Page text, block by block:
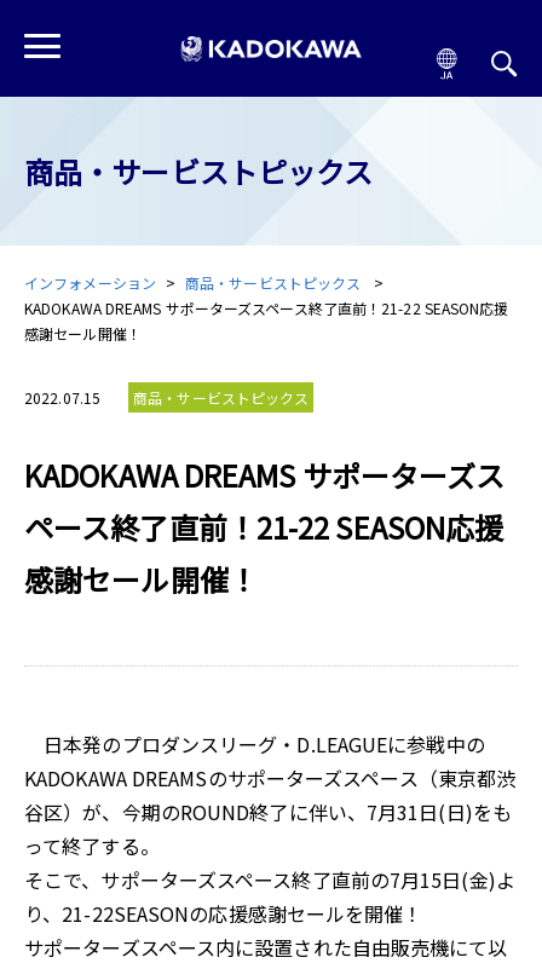
商品・サービストピックス
インフォメーション
商品・サービストピックス
KADOKAWA DREAMS サポーターズスペース終了直前！21-22 SEASON応援
感謝セール開催！
2022.07.15 商品・サービストピックス
KADOKAWA DREAMS サポーターズス
ペース終了直前！21-22 SEASON応援
感謝セール開催！
日本発のプロダンスリーグ・D.LEAGUEに参戦中の
KADOKAWA DREAMSのサポーターズスペース（東京都渋
谷区）が、今期のROUND終了に伴い、7月31日(日)をも
って終了する。
そこで、サポーターズスペース終了直前の7月15日(金)よ
り、21-22SEASONの応援感謝セールを開催！
サポーターズスペース内に設置された自由販売機にて以